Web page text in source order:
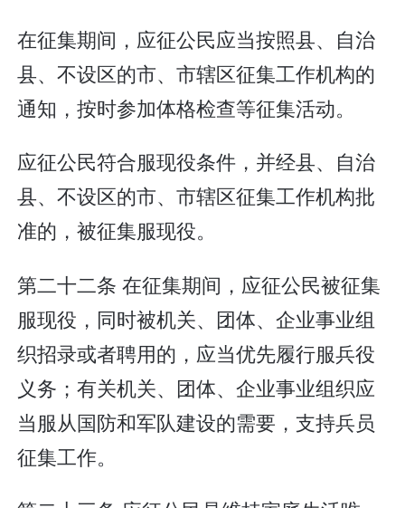
在征集期间，应征公民应当按照县、自治
县、不设区的市、市辖区征集工作机构的
通知，按时参加体格检查等征集活动。
应征公民符合服现役条件，并经县、自治
县、不设区的市、市辖区征集工作机构批
准的，被征集服现役。
第二十二条 在征集期间，应征公民被征集
服现役，同时被机关、团体、企业事业组
织招录或者聘用的，应当优先履行服兵役
义务；有关机关、团体、企业事业组织应
当服从国防和军队建设的需要，支持兵员
征集工作。